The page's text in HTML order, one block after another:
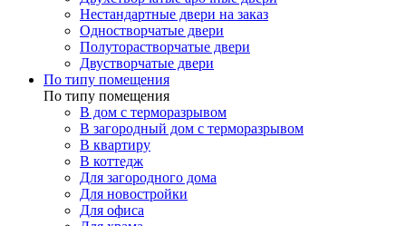
Нестандартные двери на заказ
Одностворчатые двери
Полуторастворчатые двери
Двустворчатые двери
По типу помещения
По типу помещения
В дом с терморазрывом
В загородный дом с терморазрывом
В квартиру
В коттедж
Для загородного дома
Для новостройки
Для офиса